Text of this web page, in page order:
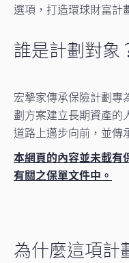
選項，打造環球財富計
誰是計劃對象
宏摯家傳承保險計劃專
劃方案建立長期資產的
道路上邁步向前，並傳
本網頁的內容並未載有
有關之保單文件中。
為什麼這項計